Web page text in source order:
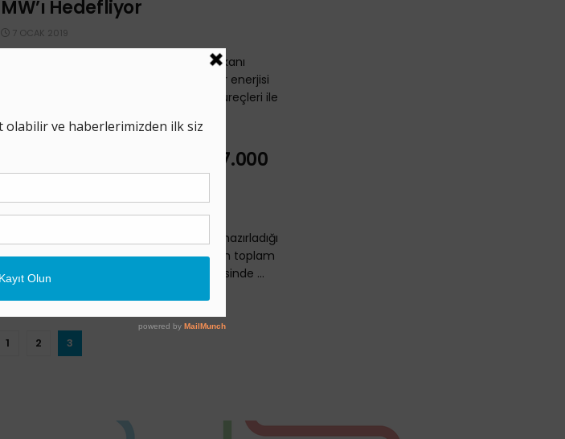
MW’ı Hedefliyor
7 OCAK 2019
Türkiye Rüzgar Enerjisi Birliği (TÜREB) Başkanı
Mustafa Serdar Ataseven, Türkiye rüzgar enerjisi
sektörünün geçen yılı hazırlıklar ve izin süreçleri ile
Türkiye’nin Rüzgar Gücü 7.000
Türkiye Rüzgar Enerjisi Birliği’nin (TÜREB) hazırladığı
rüzgar istatistik verilerine göre Türkiye’nin toplam
rüzgar kurulu gücü 2018’in ilk altı ayı içerisinde ...
1 2 3